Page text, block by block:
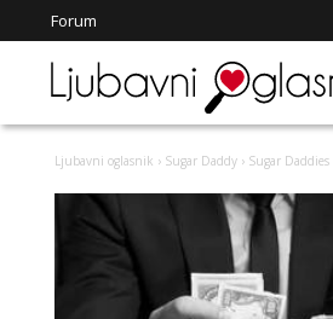
Forum
Ljubavni oglasnik › Sugar Daddy › Sugar Daddies